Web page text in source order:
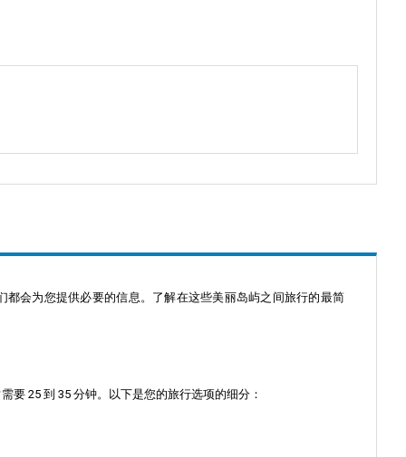
会为您提供必要的信息。了解在这些美丽岛屿之间旅行的最简
要 25 到 35 分钟。以下是您的旅行选项的细分：